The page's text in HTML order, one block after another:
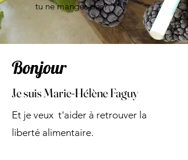
tu ne manges pas?
Bonjour
Je suis Marie-Hélène Faguy
Et je veux t'aider à retrouver la
liberté alimentaire.